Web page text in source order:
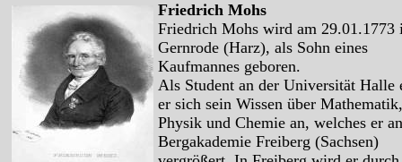
Friedrich Mohs
Friedrich Mohs wird am 29.01.1773
Gernrode (Harz), als Sohn eines
Kaufmannes geboren.
Als Student an der Universität Halle
er sich sein Wissen über Mathematik,
Physik und Chemie an, welches er
Bergakademie Freiberg (Sachsen)